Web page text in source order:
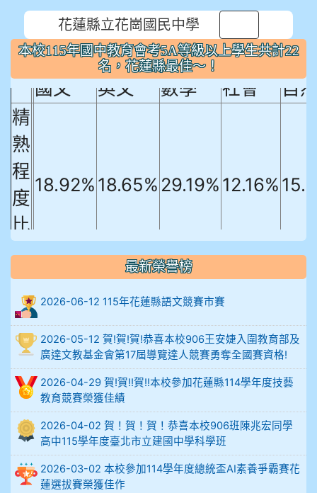
花蓮縣立花崗國民中學
本校115年國中教育會考5A等級以上學生共計22
名，花蓮縣最佳～！
本校115年國中教育會考5A等級以上
學生共計22名，花蓮縣最佳～！
國文
英文 數學 社會
自
精
熟
程
度
比
例
18.92% 18.65% 29.19% 12.16%
906陳兆宏 5A10+ 作文5
912余 嘉 5A10+
914謝佩臻 5A10+
902蘇奕愷
903陳品帆
904彭子庭
905蔣昇和
最新榮譽榜
2026-06-12 115年花蓮縣語文競賽市賽
2026-05-12 賀!賀!賀!恭喜本校906王安婕入圍教育部及
廣達文教基金會第17屆導覽達人競賽勇奪全國賽資格!
2026-04-29 賀!賀!!賀!!本校參加花蓮縣114學年度技藝
教育競賽榮獲佳績
2026-04-02 賀！賀！賀！恭喜本校906班陳兆宏同學
高中115學年度臺北市立建國中學科學班
2026-03-02 本校參加114學年度總統盃AI素養爭霸賽花
蓮選拔賽榮獲佳作